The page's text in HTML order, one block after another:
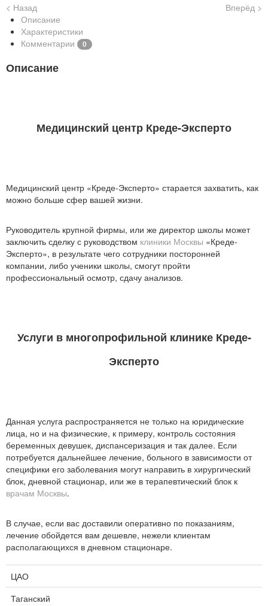
< Назад
Вперёд >
Описание
Характеристики
Комментарии
0
Описание
Медицинский центр Креде-Эксперто
Медицинский центр «Креде-Эксперто» старается захватить, как
можно больше сфер вашей жизни.
Руководитель крупной фирмы, или же директор школы может
заключить сделку с руководством клиники Москвы «Креде-
Эксперто», в результате чего сотрудники посторонней
компании, либо ученики школы, смогут пройти
профессиональный осмотр, сдачу анализов.
Услуги в многопрофильной клинике Креде-
Эксперто
Данная услуга распространяется не только на юридические
лица, но и на физические, к примеру, контроль состояния
беременных девушек, диспансеризация и так далее. Если
потребуется дальнейшее лечение, больного в зависимости от
специфики его заболевания могут направить в хирургический
блок, дневной стационар, или же в терапевтический блок к
врачам Москвы.
В случае, если вас доставили оперативно по показаниям,
лечение обойдется вам дешевле, нежели клиентам
располагающихся в дневном стационаре.
ЦАО
Таганский